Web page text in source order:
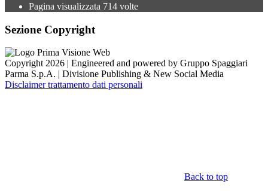
Pagina visualizzata 714 volte
Sezione Copyright
Copyright 2026 | Engineered and powered by Gruppo Spaggiari
Parma S.p.A. | Divisione Publishing & New Social Media
Disclaimer trattamento dati personali
Back to top